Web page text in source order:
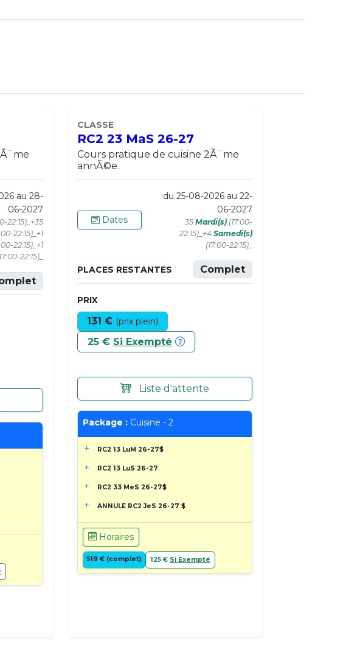
au 28-
06-2027
22:15)_+35
22:15)_+1
22:15)_+1
22:15)_
CLASSE
RC2 23 MaS 26-27
Cours pratique de cuisine 2Ã¨me
annÃ©e.
Dates
du 25-08-2026 au 22-
06-2027
35 Mardi(s)(17:00-
22:15)_+4 Samedi(s)
(17:00-22:15)_
PLACES RESTANTES Complet
PRIX
131 € (prix plein)
25 € Si Exempté
Liste d'attente
Package :Cuisine - 2
RC2 13 LuM 26-27$
RC2 13 LuS 26-27
RC2 33 MeS 26-27$
ANNULE RC2 JeS 26-27 $
Horaires
519 € (complet) 125 € Si Exempté